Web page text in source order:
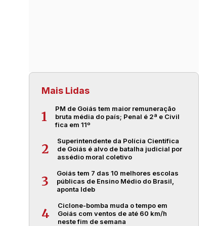
Mais Lidas
1
PM de Goiás tem maior remuneração
bruta média do país; Penal é 2ª e Civil
fica em 11º
2
Superintendente da Polícia Científica
de Goiás é alvo de batalha judicial por
assédio moral coletivo
3
Goiás tem 7 das 10 melhores escolas
públicas de Ensino Médio do Brasil,
aponta Ideb
4
Ciclone-bomba muda o tempo em
Goiás com ventos de até 60 km/h
neste fim de semana